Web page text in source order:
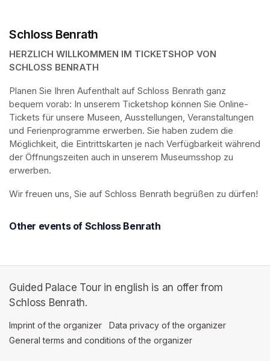
Schloss Benrath
HERZLICH WILLKOMMEN IM TICKETSHOP VON
SCHLOSS BENRATH
Planen Sie Ihren Aufenthalt auf Schloss Benrath ganz
bequem vorab: In unserem Ticketshop können Sie Online-
Tickets für unsere Museen, Ausstellungen, Veranstaltungen
und Ferienprogramme erwerben. Sie haben zudem die
Möglichkeit, die Eintrittskarten je nach Verfügbarkeit während
der Öffnungszeiten auch in unserem Museumsshop zu
erwerben.
Wir freuen uns, Sie auf Schloss Benrath begrüßen zu dürfen!
Other events of Schloss Benrath
Guided Palace Tour in english is an offer from
Schloss Benrath.
Imprint of the organizer (opens in a new tab)
Data privacy of the organizer
General terms and conditions of the organizer